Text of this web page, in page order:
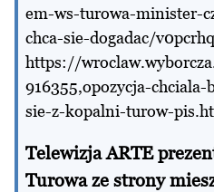
em-ws-turowa-minister-
chca-sie-dogadac/v0pcrhq
https://
916355,opozycja-
sie-z-kopalni-turow-
Telewizja ARTE
Turowa ze strony